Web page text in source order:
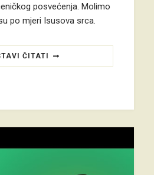
posvećenja. Molimo
po mjeri Isusova srca.
ČITATI